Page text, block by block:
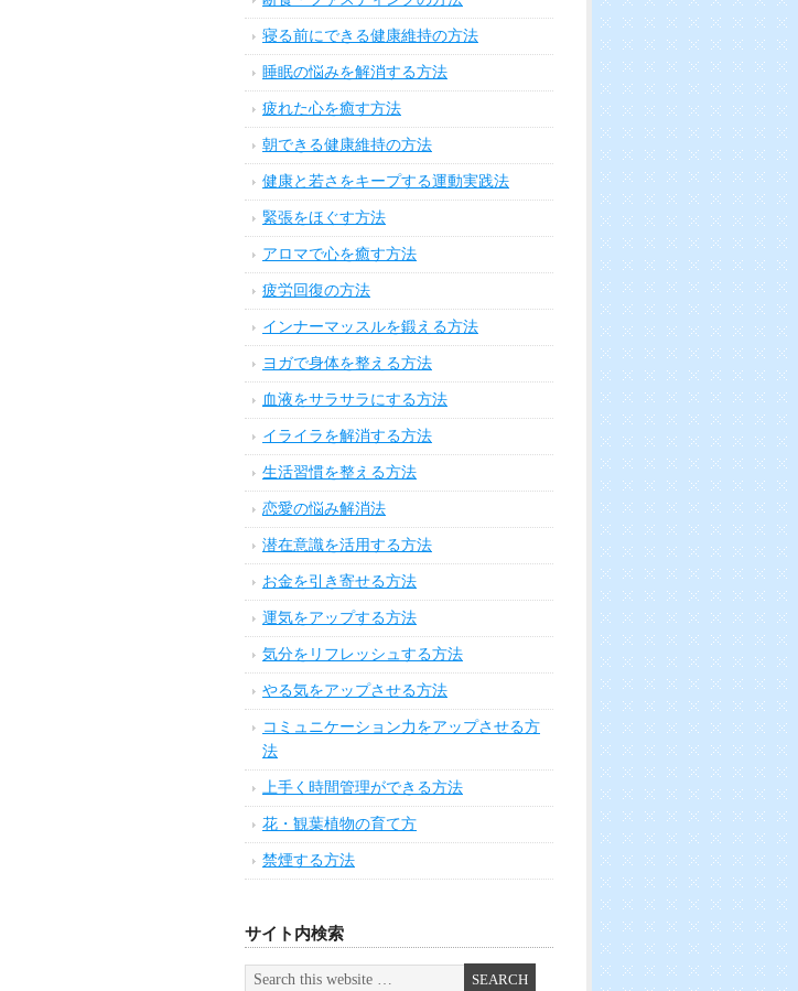
寝る前にできる健康維持の方法
睡眠の悩みを解消する方法
疲れた心を癒す方法
朝できる健康維持の方法
健康と若さをキープする運動実践法
緊張をほぐす方法
アロマで心を癒す方法
疲労回復の方法
インナーマッスルを鍛える方法
ヨガで身体を整える方法
血液をサラサラにする方法
イライラを解消する方法
生活習慣を整える方法
恋愛の悩み解消法
潜在意識を活用する方法
お金を引き寄せる方法
運気をアップする方法
気分をリフレッシュする方法
やる気をアップさせる方法
コミュニケーション力をアップさせる方
法
上手く時間管理ができる方法
花・観葉植物の育て方
禁煙する方法
サイト内検索